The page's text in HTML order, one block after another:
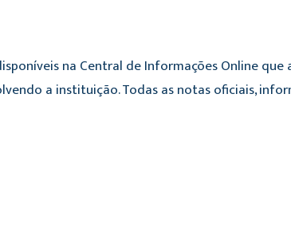
na Central de Informações Online
a instituição. Todas as notas oficiais,